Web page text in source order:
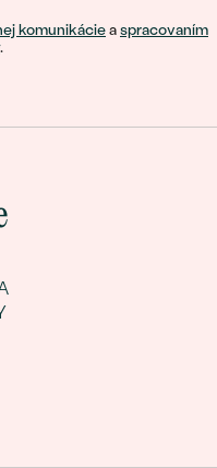
komunikácieaspracovaním
.